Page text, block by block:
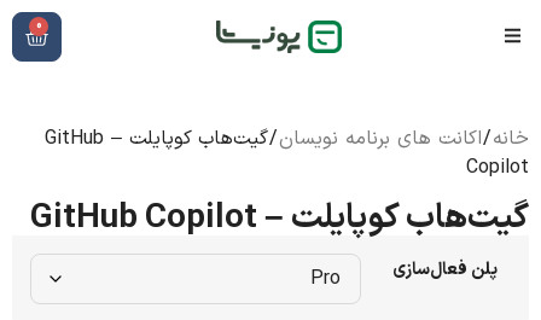
0
خانه/اکانت های برنامه نویسان
/ گیت‌هاب کوپایلت – GitHub
Copilot
گیت‌هاب کوپایلت – GitHub Copilot
پلن فعال‌سازی